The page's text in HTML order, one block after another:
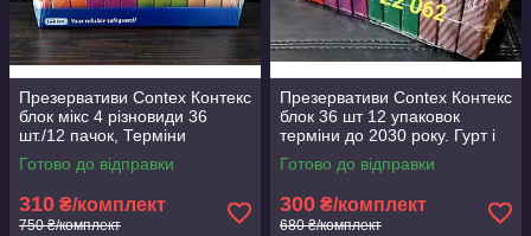
Презервативи Contex Контекс
блок мікс 4 різновиди 36
шт./12 пачок, Терміни
придатності до2030
Готово до відправки
310 ₴/комплект
750 ₴/комплект
Презервативи Contex Контекс
блок 36 шт 12 упаковок
терміни до 2030 року. Гурт і
роздріб!Знижки!
Готово до відправки
300 ₴/комплект
680 ₴/комплект